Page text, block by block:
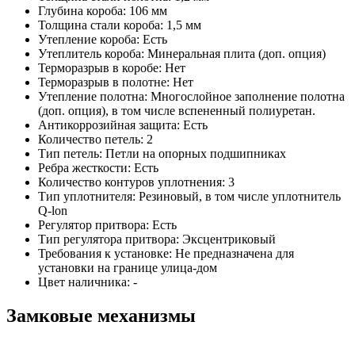
Глубина короба: 106 мм
Толщина стали короба: 1,5 мм
Утепление короба: Есть
Утеплитель короба: Минеральная плита (доп. опция)
Терморазрыв в коробе: Нет
Терморазрыв в полотне: Нет
Утепление полотна: Многослойное заполнение полотна
(доп. опция), в том числе вспененный полиуретан.
Антикоррозийная защита: Есть
Количество петель: 2
Тип петель: Петли на опорных подшипниках
Ребра жесткости: Есть
Количество контуров уплотнения: 3
Тип уплотнителя: Резиновый, в том числе уплотнитель
Q-lon
Регулятор притвора: Есть
Тип регулятора притвора: Эксцентриковый
Требования к установке: Не предназначена для
установки на границе улица-дом
Цвет наличника: -
Замковые механизмы